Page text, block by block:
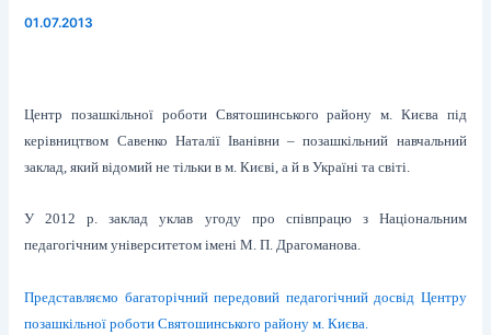
01.07.2013
Центр позашкільної роботи Святошинського району м. Києва під
керівництвом Савенко Наталії Іванівни – позашкільний навчальний
заклад, який відомий не тільки в м. Києві, а й в Україні та світі.
У 2012 р. заклад уклав угоду про співпрацю з Національним
педагогічним університетом імені М. П. Драгоманова.
Представляємо багаторічний передовий педагогічний досвід Центру
позашкільної роботи Святошинського району м. Києва.